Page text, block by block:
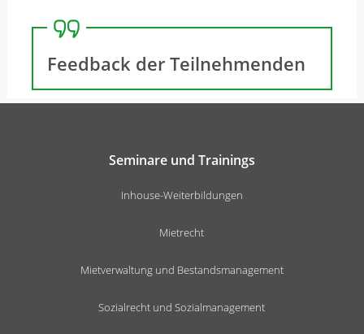
Feedback der Teilnehmenden
Seminare und Trainings
Inhouse-Weiterbildungen
Mietrecht
Mietverwaltung und Bestandsmanagement
Sozialrecht und Sozialmanagement